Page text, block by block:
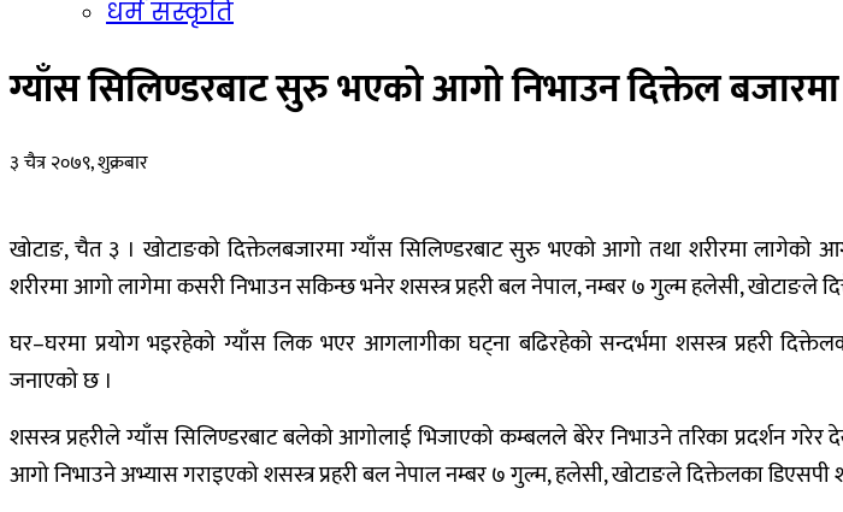
धर्म संस्कृति
ग्याँस सिलिण्डरबाट सुरु भएको आगो निभाउन दिक्तेल बजारमा
३ चैत्र २०७९, शुक्रबार
खोटाङ, चैत ३ । खोटाङको दिक्तेलबजारमा ग्याँस सिलिण्डरबाट सुरु भएको आगो तथा शरीरमा लागेको
शरीरमा आगो लागेमा कसरी निभाउन सकिन्छ भनेर शसस्त्र प्रहरी बल नेपाल, नम्बर ७ गुल्म हलेसी, खोटाङले
घर–घरमा प्रयोग भइरहेको ग्याँस लिक भएर आगलागीका घट्ना बढिरहेको सन्दर्भमा शसस्त्र प्रहरी
जनाएको छ ।
शसस्त्र प्रहरीले ग्याँस सिलिण्डरबाट बलेको आगोलाई भिजाएको कम्बलले बेरेर निभाउने तरिका प्रदर्शन
आगो निभाउने अभ्यास गराइएको शसस्त्र प्रहरी बल नेपाल नम्बर ७ गुल्म, हलेसी, खोटाङले दिक्तेलका डिएसपी